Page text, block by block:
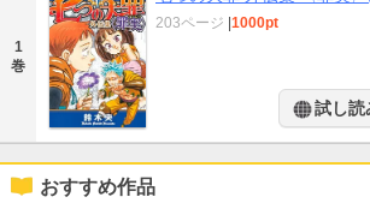
1
巻
203ページ |1000pt
試し読
おすすめ作品